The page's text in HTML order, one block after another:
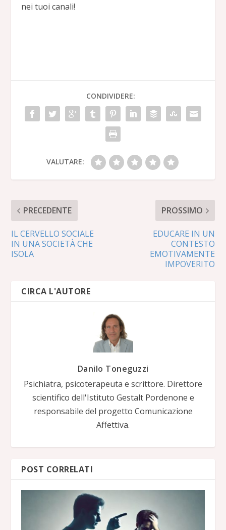
nei tuoi canali!
CONDIVIDERE:
VALUTARE:
PRECEDENTE
IL CERVELLO SOCIALE
IN UNA SOCIETÀ CHE
ISOLA
PROSSIMO
EDUCARE IN UN
CONTESTO
EMOTIVAMENTE
IMPOVERITO
CIRCA L'AUTORE
Danilo Toneguzzi
Psichiatra, psicoterapeuta e scrittore. Direttore
scientifico dell'Istituto Gestalt Pordenone e
responsabile del progetto Comunicazione
Affettiva.
POST CORRELATI